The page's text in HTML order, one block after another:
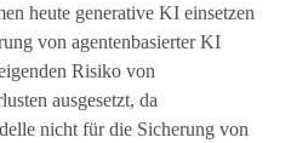
heute generative KI einsetzen
von agentenbasierter KI
Risiko von
ausgesetzt, da
nicht für die Sicherung von